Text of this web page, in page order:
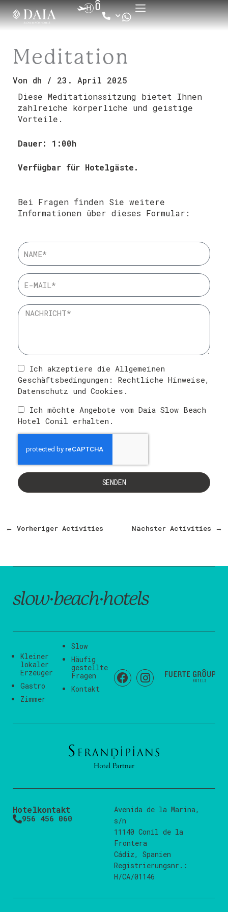
Zum
Inhalt
springen
Meditation
Von dh / 23. April 2025
Diese Meditationssitzung bietet Ihnen
zahlreiche körperliche und geistige
Vorteile.
Dauer: 1:00h
Verfügbar für Hotelgäste.
Bei Fragen finden Sie weitere
Informationen über dieses Formular:
Ich akzeptiere die Allgemeinen
Geschäftsbedingungen: Rechtliche Hinweise,
Datenschutz und Cookies .
Ich möchte Angebote vom Daia Slow Beach
Hotel Conil erhalten.
SENDEN
← Vorheriger Activities Nächster Activities →
slow·beach·hotels
Kleiner
lokaler
Erzeuger
Gastro
Zimmer
Slow
Häufig
gestellte
Fragen
Kontakt
Hotelkontakt
956 456 060
Avenida de la Marina,
s/n
11140 Conil de la
Frontera
Cádiz, Spanien
Registrierungsnr.:
H/CA/01146